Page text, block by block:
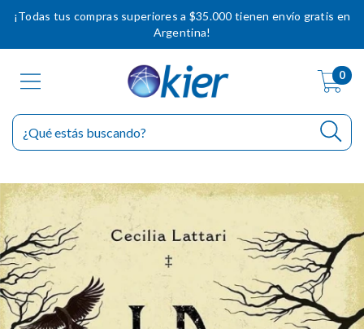
¡Todas tus compras superiores a $35.000 tienen envío gratis en
Argentina!
0